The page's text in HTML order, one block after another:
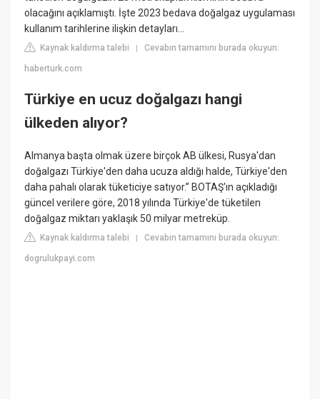
olacağını açıklamıştı. İşte 2023 bedava doğalgaz uygulaması
kullanım tarihlerine ilişkin detayları...
Kaynak kaldırma talebi |Cevabın tamamını burada okuyun:
haberturk.com
Türkiye en ucuz doğalgazı hangi
ülkeden alıyor?
Almanya başta olmak üzere birçok AB ülkesi, Rusya'dan
doğalgazı Türkiye'den daha ucuza aldığı halde, Türkiye'den
daha pahalı olarak tüketiciye satıyor.” BOTAŞ'ın açıkladığı
güncel verilere göre, 2018 yılında Türkiye'de tüketilen
doğalgaz miktarı yaklaşık 50 milyar metreküp.
Kaynak kaldırma talebi |Cevabın tamamını burada okuyun:
dogrulukpayi.com